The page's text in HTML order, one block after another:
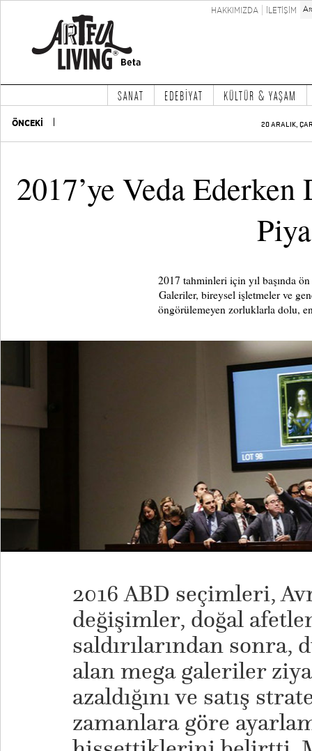
HAKKIMIZDA İLETİŞİM
SANAT EDEBİYAT KÜLTÜR & YAŞAM
ÖNCEKİ 20 ARALIK,
2017’ye Veda
2017 tahminleri için yıl başında
Galeriler, bireysel işletmeler ve
öngörülemeyen zorluklarla dolu,
2016 ABD seçimleri,
değişimler, doğal
saldırılarından sonra,
alan mega galeriler
azaldığını ve satış
zamanlara göre